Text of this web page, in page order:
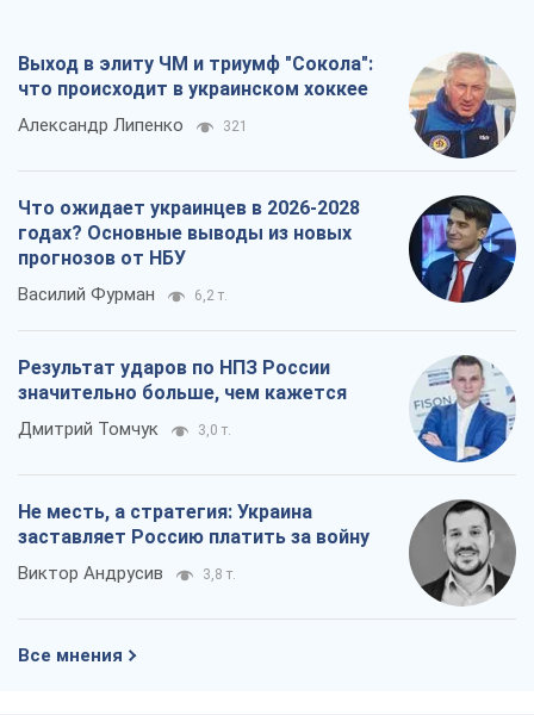
Выход в элиту ЧМ и триумф "Сокола":
что происходит в украинском хоккее
Александр Липенко 321
Что ожидает украинцев в 2026-2028
годах? Основные выводы из новых
прогнозов от НБУ
Василий Фурман 6,2 т.
Результат ударов по НПЗ России
значительно больше, чем кажется
Дмитрий Томчук 3,0 т.
Не месть, а стратегия: Украина
заставляет Россию платить за войну
Виктор Андрусив 3,8 т.
Все мнения